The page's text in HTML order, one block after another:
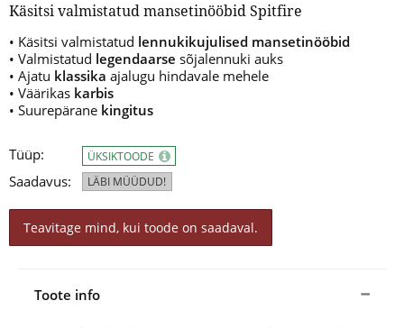
Käsitsi valmistatud mansetinööbid Spitfire
• Käsitsi valmistatud lennukikujulised mansetinööbid
• Valmistatud legendaarse sõjalennuki auks
• Ajatu klassika ajalugu hindavale mehele
• Väärikas karbis
• Suurepärane kingitus
Tüüp:
Saadavus:
ÜKSIKTOODE
LÄBI MÜÜDUD!
Teavitage mind, kui toode on saadaval.
Toote info